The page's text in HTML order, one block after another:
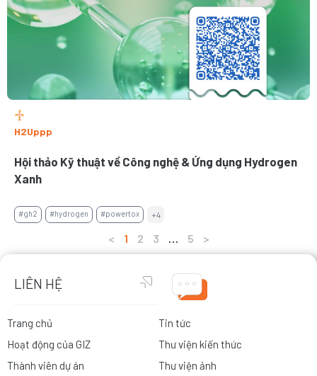
H2Uppp
Hội thảo Kỹ thuật về Công nghệ & Ứng dụng Hydrogen
Xanh
#gh2 #hydrogen #powertox +4
< 1 2 3 … 5 >
LIÊN HỆ
Trang chủ
Hoạt động của GIZ
Thành viên dự án
Tin tức
Thư viện kiến thức
Thư viện ảnh